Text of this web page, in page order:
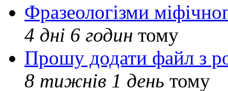
Фразеологізми
4 дні 6 годин тому
Прошу додати файл з
8 тижнів 1 день тому